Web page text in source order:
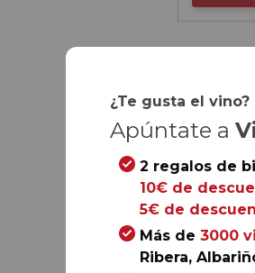
¿Te gusta el vino?
Apúntate a
2 regalos de
10€ de
5€ de
Más de 3000
Ribera,